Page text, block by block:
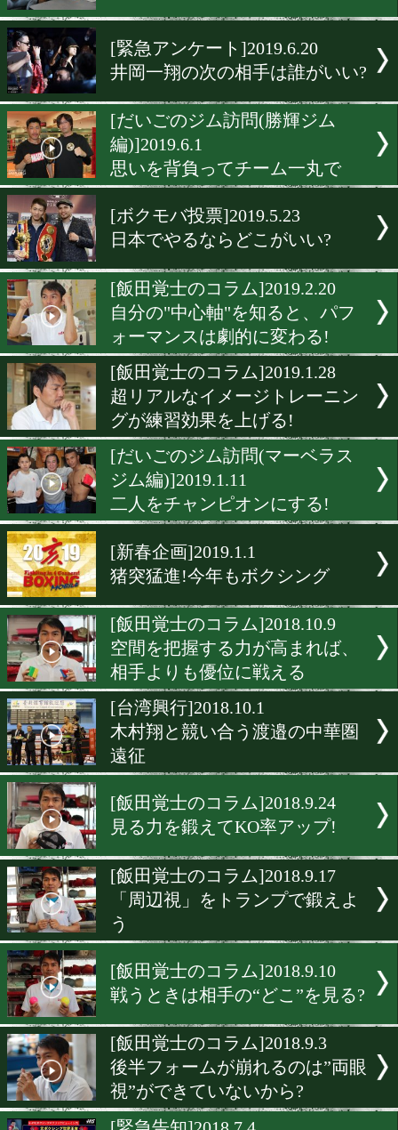
三迫ジム包囲網を急げ!
[コラム]2019.6.25
切磋琢磨し頑張ってます!
[緊急アンケート]2019.6.20
井岡一翔の次の相手は誰が
[だいごのジム訪問(勝輝ジ
編)]2019.6.1
思いを背負ってチーム一丸
[ボクモバ投票]2019.5.23
日本でやるならどこがいい
[飯田覚士のコラム
自分の"中心軸"を知ると、
ォーマンスは劇的に変わる!
[飯田覚士のコラム
超リアルなイメージトレー
グが練習効果を上げる!
[だいごのジム訪問(マーベ
ジム編)]2019.1.11
[新春企画]2019.1.1
猪突猛進!今年もボクシング
空間を把握する力が高まれ
相手よりも優位に戦える
[台湾興行]2018.10.1
木村翔と競い合う渡邉の中
遠征